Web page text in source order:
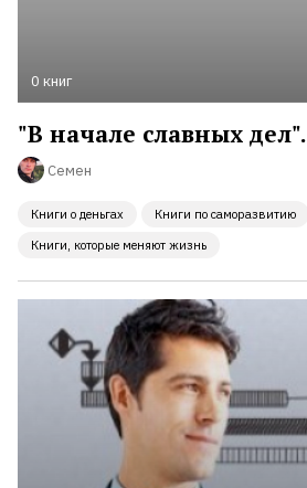
0 книг
"В начале славных дел".
Семен
Книги о деньгах
Книги по саморазвитию
Книги, которые меняют жизнь